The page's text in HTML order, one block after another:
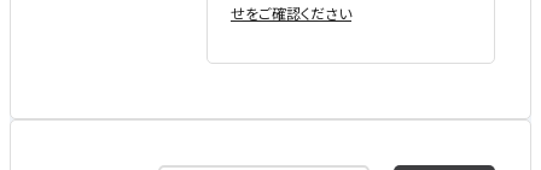
せをご確認ください